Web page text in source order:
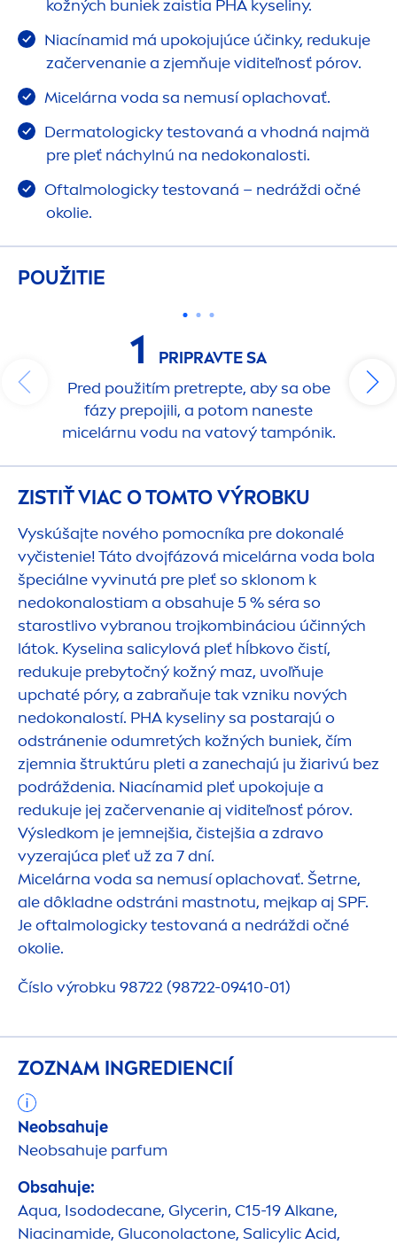
kožných buniek zaistia PHA kyseliny.
Niacínamid má upokojujúce účinky, redukuje
začervenanie a zjemňuje viditeľnosť pórov.
Micelárna voda sa nemusí oplachovať.
Dermatologicky testovaná a vhodná najmä
pre pleť náchylnú na nedokonalosti.
Oftalmologicky testovaná – nedráždi očné
okolie.
POUŽITIE
1
PRIPRAVTE SA
Pred použitím pretrepte, aby sa obe
fázy prepojili, a potom naneste
micelárnu vodu na vatový tampónik.
ZISTIŤ VIAC O TOMTO VÝROBKU
Vyskúšajte nového pomocníka pre dokonalé
vyčistenie! Táto dvojfázová micelárna voda bola
špeciálne vyvinutá pre pleť so sklonom k ​​
nedokonalostiam a obsahuje 5 % séra so
starostlivo vybranou trojkombináciou účinných
látok. Kyselina salicylová pleť hĺbkovo čistí,
redukuje prebytočný kožný maz, uvoľňuje
upchaté póry, a zabraňuje tak vzniku nových
nedokonalostí. PHA kyseliny sa postarajú o
odstránenie odumretých kožných buniek, čím
zjemnia štruktúru pleti a zanechajú ju žiarivú bez
podráždenia. Niacínamid pleť upokojuje a
redukuje jej začervenanie aj viditeľnosť pórov.
Výsledkom je jemnejšia, čistejšia a zdravo
vyzerajúca pleť už za 7 dní.
Micelárna voda sa nemusí oplachovať. Šetrne,
ale dôkladne odstráni mastnotu, mejkap aj SPF.
Je oftalmologicky testovaná a nedráždi očné
okolie.
Číslo výrobku 98722 (98722-09410-01)
ZOZNAM INGREDIENCIÍ
Neobsahuje
Neobsahuje parfum
Obsahuje:
Aqua, Isododecane, Glycerin, C15-19 Alkane,
Niacinamide, Gluconolactone, Salicylic Acid,